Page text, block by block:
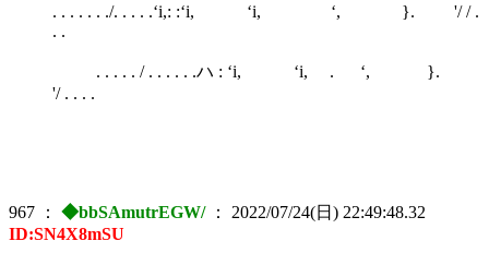
. . . . . . ./. . . . .‘i,: :‘i, ‘i, ‘, }. '/ / .
. .
. . . . . / . . . . . .ハ : ‘i, ‘i, . ‘, }.
'/ . . . .
967 ： ◆bbSAmutrEGW/： 2022/07/24(日) 22:49:48.32
ID:SN4X8mSU